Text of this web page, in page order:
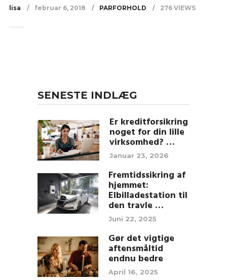
lisa februar 6, 2018 PARFORHOLD 276 VIEWS
SENESTE INDLÆG
Er kreditforsikring
noget for din lille
virksomhed? …
Januar 23, 2026
Fremtidssikring af
hjemmet:
Elbilladestation til
den travle …
Juni 22, 2025
Gør det vigtige
aftensmåltid
endnu bedre
April 16, 2025